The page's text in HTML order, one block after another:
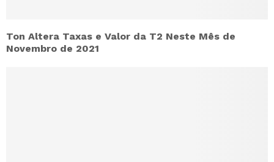
Ton Altera Taxas e Valor da T2 Neste Mês de
Novembro de 2021